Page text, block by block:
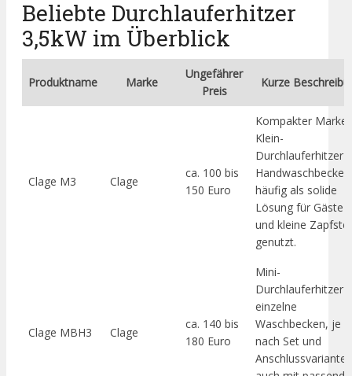
Beliebte Durchlauferhitzer
3,5kW im Überblick
Produktname Marke
Ungefährer
Preis
Kurze
Clage M3 Clage
ca. 100 bis
150 Euro
Kompakter
Klein-
Durchlauferhitzer
häufig als solide
Lösung für Gäste-
und kleine
genutzt.
Clage MBH3 Clage
ca. 140 bis
180 Euro
Mini-
Durchlauferhitzer
einzelne
Waschbecken, je
nach Set und
Anschlussvariante